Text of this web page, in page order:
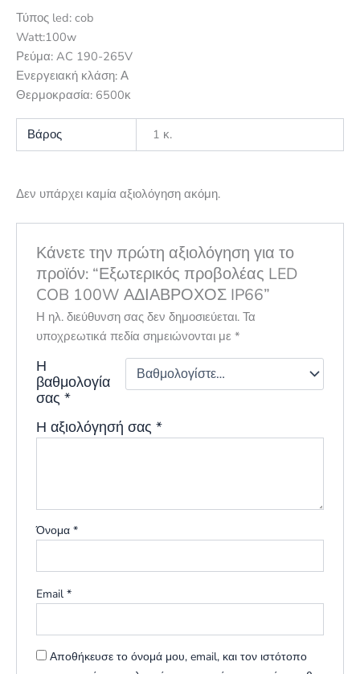
Τύπος led: cob
Watt:100w
Ρεύμα: AC 190-265V
Ενεργειακή κλάση: Α
Θερμοκρασία: 6500κ
Βάρος 1 κ.
Δεν υπάρχει καμία αξιολόγηση ακόμη.
Κάνετε την πρώτη αξιολόγηση για το
προϊόν: “Εξωτερικός προβολέας LED
COB 100W ΑΔΙΑΒΡΟΧΟΣ IP66”
Η ηλ. διεύθυνση σας δεν δημοσιεύεται. Τα
υποχρεωτικά πεδία σημειώνονται με*
Η
βαθμολογία
σας*
Η αξιολόγησή σας*
Όνομα*
Email*
Αποθήκευσε το όνομά μου, email, και τον ιστότοπο